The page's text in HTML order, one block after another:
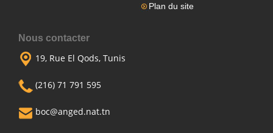
Plan du site
Nous contacter
19, Rue El Qods, Tunis
(216) 71 791 595
boc@anged.nat.tn